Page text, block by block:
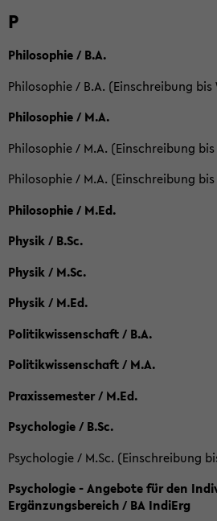
P
Philosophie / B.A.
Philosophie / B.A. (Einschreibung bis
Philosophie / M.A.
Philosophie / M.A. (Einschreibung bis
Philosophie / M.A. (Einschreibung bis
Philosophie / M.Ed.
Physik / B.Sc.
Physik / M.Sc.
Physik / M.Ed.
Politikwissenschaft / B.A.
Politikwissenschaft / M.A.
Praxissemester / M.Ed.
Psychologie / B.Sc.
Psychologie / M.Sc. (Einschreibung
Psychologie - Angebote für den
Ergänzungsbereich / BA IndiErg